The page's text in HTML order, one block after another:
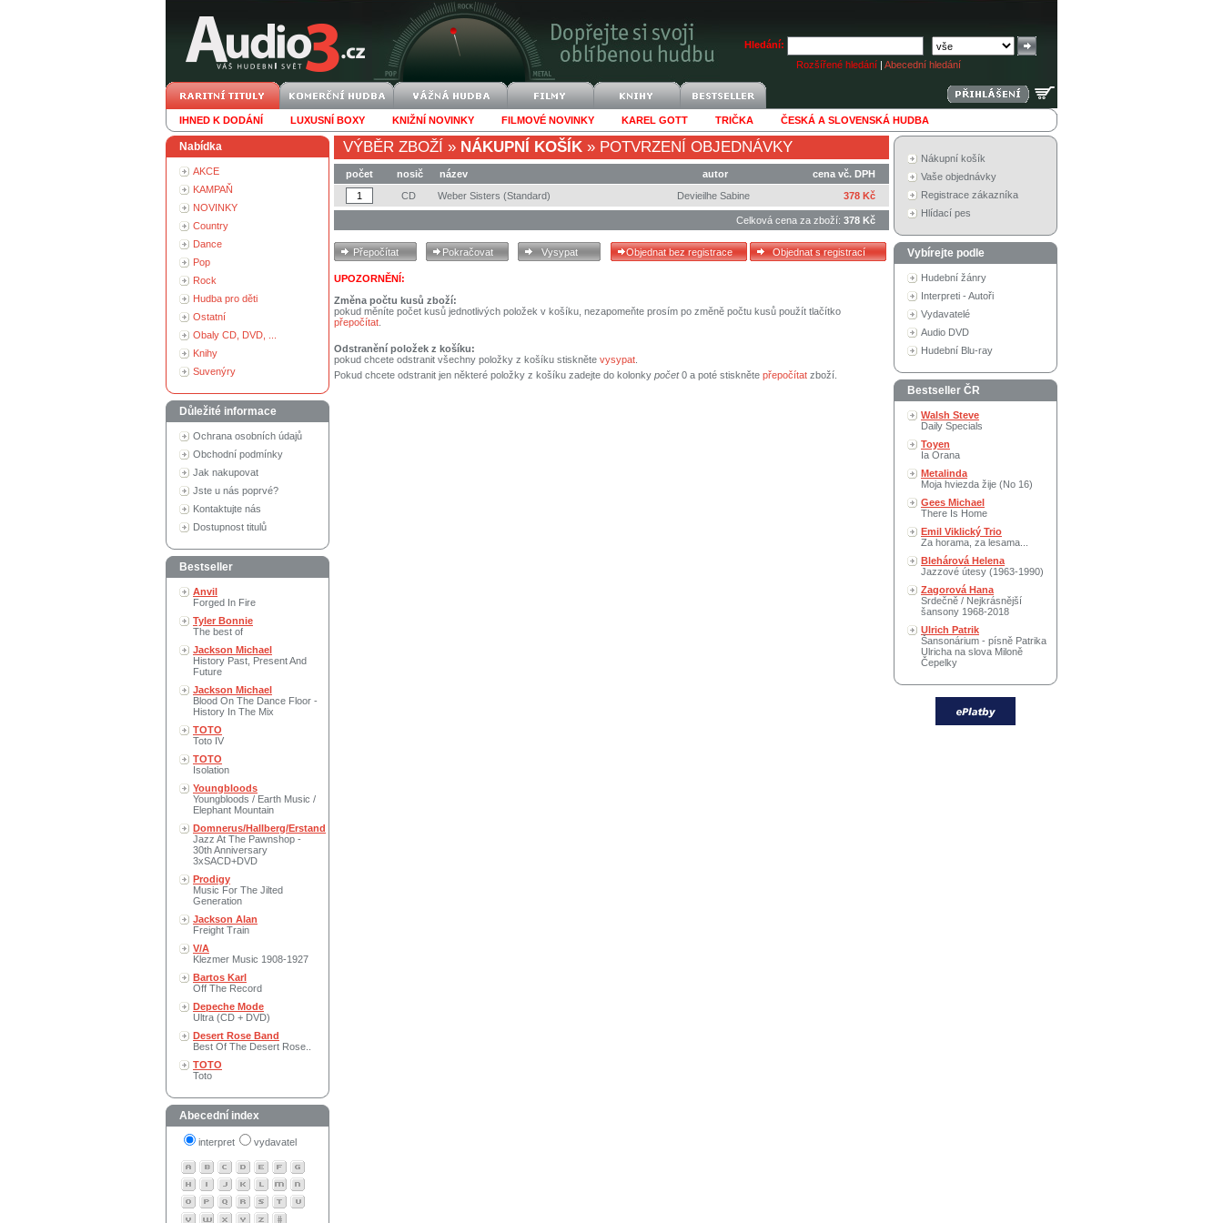
Hledání:
Rozšířené hledání | Abecední hledání
IHNED K DODÁNÍ LUXUSNÍ BOXY KNIŽNÍ NOVINKY FILMOVÉ NOVINKY KAREL GOTT TRIČKA ČESKÁ A SLOVENSKÁ HUDBA
Nabídka
AKCE
KAMPAŇ
NOVINKY
Country
Dance
Pop
Rock
Hudba pro děti
Ostatní
Obaly CD, DVD, ...
Knihy
Suvenýry
Důležité informace
Ochrana osobních údajů
Obchodní podmínky
Jak nakupovat
Jste u nás poprvé?
Kontaktujte nás
Dostupnost titulů
Bestseller
Anvil
Forged In Fire
Tyler Bonnie
The best of
Jackson Michael
History Past, Present And
Future
Jackson Michael
Blood On The Dance Floor -
History In The Mix
TOTO
Toto IV
TOTO
Isolation
Youngbloods
Youngbloods / Earth Music /
Elephant Mountain
Domnerus/Hallberg/Erstand
Jazz At The Pawnshop -
30th Anniversary
3xSACD+DVD
Prodigy
Music For The Jilted
Generation
Jackson Alan
Freight Train
V/A
Klezmer Music 1908-1927
Bartos Karl
Off The Record
Depeche Mode
Ultra (CD + DVD)
Desert Rose Band
Best Of The Desert Rose..
TOTO
Toto
Abecední index
interpret vydavatel
VÝBĚR ZBOŽÍ » NÁKUPNÍ KOŠÍK » POTVRZENÍ OBJEDNÁVKY
počet nosič název autor
cena vč. DPH
CD
Weber Sisters (Standard) Devieilhe Sabine 378 Kč
Celková cena za zboží: 378 Kč
UPOZORNĚNÍ:
Změna počtu kusů zboží:
pokud měníte počet kusů jednotlivých položek v košíku, nezapomeňte prosím po změně počtu kusů použít tlačítko
přepočítat
Odstranění položek z košíku:
pokud chcete odstranit všechny položky z košíku stiskněte vysypat
Pokud chcete odstranit jen některé položky z košíku zadejte do kolonky počet0 a poté stiskněte přepočítat zboží.
Nákupní košík
Vaše objednávky
Registrace zákazníka
Hlídací pes
Vybírejte podle
Hudební žánry
Interpreti - Autoři
Vydavatelé
Audio DVD
Hudební Blu-ray
Bestseller ČR
Walsh Steve
Daily Specials
Toyen
Ia Orana
Metalinda
Moja hviezda žije (No 16)
Gees Michael
There Is Home
Emil Viklický Trio
Za horama, za lesama...
Blehárová Helena
Jazzové útesy (1963-1990)
Zagorová Hana
Srdečně / Nejkrásnější
šansony 1968-2018
Ulrich Patrik
Šansonárium - písně Patrika
Ulricha na slova Miloně
Čepelky